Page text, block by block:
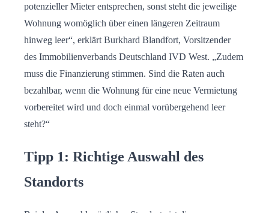
potenzieller Mieter entsprechen, sonst steht die jeweilige
Wohnung womöglich über einen längeren Zeitraum
hinweg leer“, erklärt Burkhard Blandfort, Vorsitzender
des Immobilienverbands Deutschland IVD West. „Zudem
muss die Finanzierung stimmen. Sind die Raten auch
bezahlbar, wenn die Wohnung für eine neue Vermietung
vorbereitet wird und doch einmal vorübergehend leer
steht?“
Tipp 1: Richtige Auswahl des
Standorts